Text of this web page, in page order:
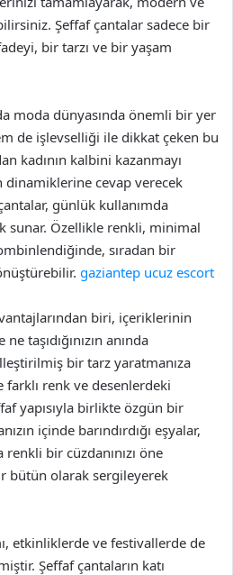
Şeffaf çantalar sadece bir
bir tarzı ve bir yaşam
moda dünyasında önemli bir yer
de işlevselliği ile dikkat çeken bu
kadının kalbini kazanmayı
dinamiklerine cevap verecek
günlük kullanımda
sunar. Özellikle renkli, minimal
sıradan bir
gaziantep ucuz escort
biri, içeriklerinin
taşıdığınızın anında
bir tarz yaratmanıza
farklı renk ve desenlerdeki
yapısıyla birlikte özgün bir
içinde barındırdığı eşyalar,
renkli bir cüzdanınızı öne
bütün olarak sergileyerek
etkinliklerde ve festivallerde de
Şeffaf çantaların katı